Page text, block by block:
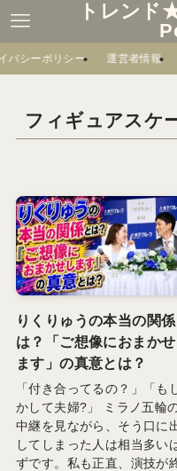
トレンド
バシーポリシー 運営者情報
フィギュアスケ
りくりゅうの本当の関係
は？「ご想像におまかせ
ます」の真意とは？
「付き合ってるの？」「も
かして夫婦?」 ミラノ五輪
中継を見ながら、そう口に
してしまった人は相当多い
ずです。私も正直、演技が